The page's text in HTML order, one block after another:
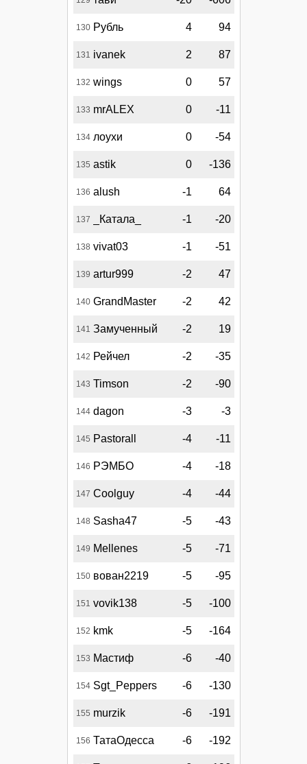
130 Рубль 4 94
131 ivanek 2 87
132 wings 0 57
133 mrALEX 0 -11
134 лоухи 0 -54
135 astik 0 -136
136 alush -1 64
137 _Катала_ -1 -20
138 vivat03 -1 -51
139 artur999 -2 47
140 GrandMaster -2 42
141 Замученный -2 19
142 Рейчел -2 -35
143 Timson -2 -90
144 dagon -3 -3
145 Pastorall -4 -11
146 РЭМБО -4 -18
147 Coolguy -4 -44
148 Sasha47 -5 -43
149 Mellenes -5 -71
150 вован2219 -5 -95
151 vovik138 -5 -100
152 kmk -5 -164
153 Мастиф -6 -40
154 Sgt_Peppers -6 -130
155 murzik -6 -191
156 ТатаОдесса -6 -192